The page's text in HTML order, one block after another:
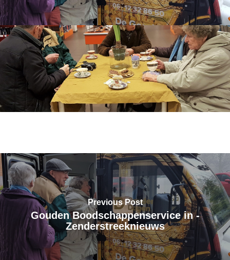
Previous Post
Gouden Boodschappenservice in -
Zenderstreeknieuws